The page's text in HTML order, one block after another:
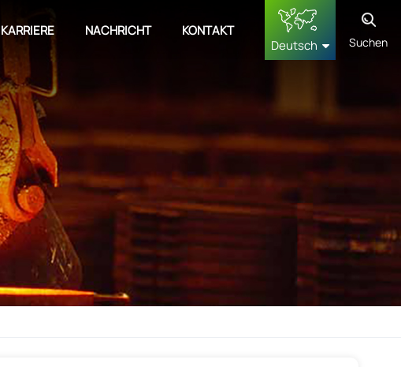
KARRIERE NACHRICHT
KONTAKT
Deutsch
français
Deutsch
русский
Suchen